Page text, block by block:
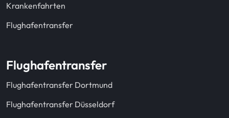
Krankenfahrten
Flughafentransfer
Flughafentransfer
Flughafentransfer Dortmund
Flughafentransfer Düsseldorf